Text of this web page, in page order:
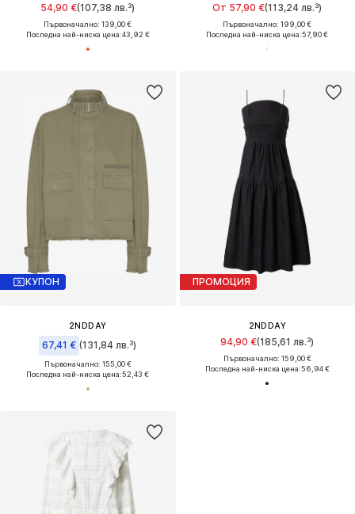
54,90 €(107,38 лв.³)
Първоначално: 139,00 €
Последна най-ниска цена:43,92 €
От 57,90 €(113,24 лв.³)
Първоначално: 199,00 €
Последна най-ниска цена:57,90 €
КУПОН
2NDDAY
67,41 € (131,84 лв.³)
Първоначално: 155,00 €
Последна най-ниска цена:52,43 €
ПРОМОЦИЯ
2NDDAY
94,90 €(185,61 лв.³)
Първоначално: 159,00 €
Последна най-ниска цена:56,94 €